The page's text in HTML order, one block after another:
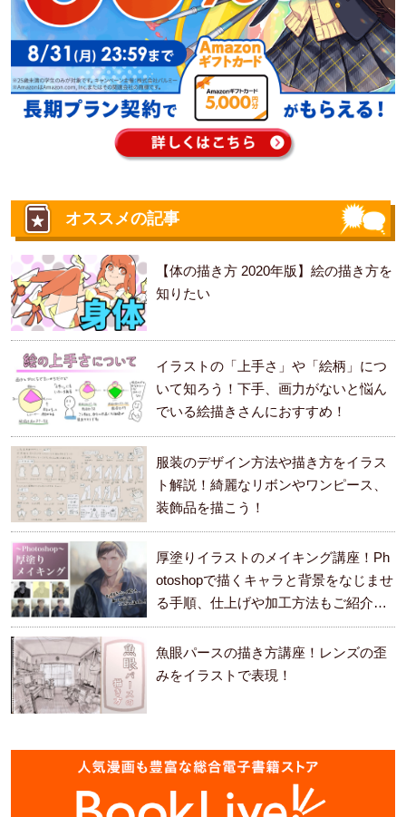
オススメの記事
【体の描き方 2020年版】絵の描き方を
知りたい
イラストの「上手さ」や「絵柄」につ
いて知ろう！下手、画力がないと悩ん
でいる絵描きさんにおすすめ！
服装のデザイン方法や描き方をイラス
ト解説！綺麗なリボンやワンピース、
装飾品を描こう！
厚塗りイラストのメイキング講座！Ph
otoshopで描くキャラと背景をなじませ
る手順、仕上げや加工方法もご紹介し
ます。
魚眼パースの描き方講座！レンズの歪
みをイラストで表現！